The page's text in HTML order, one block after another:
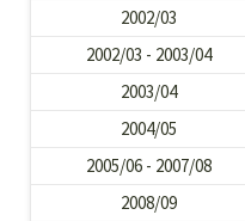
2002/03
2002/03 - 2003/04
2003/04
2004/05
2005/06 - 2007/08
2008/09